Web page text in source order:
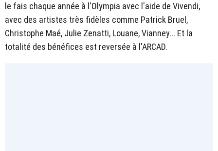
le fais chaque année à l'Olympia avec l'aide de Vivendi,
avec des artistes très fidèles comme Patrick Bruel,
Christophe Maé, Julie Zenatti, Louane, Vianney... Et la
totalité des bénéfices est reversée à l'ARCAD.